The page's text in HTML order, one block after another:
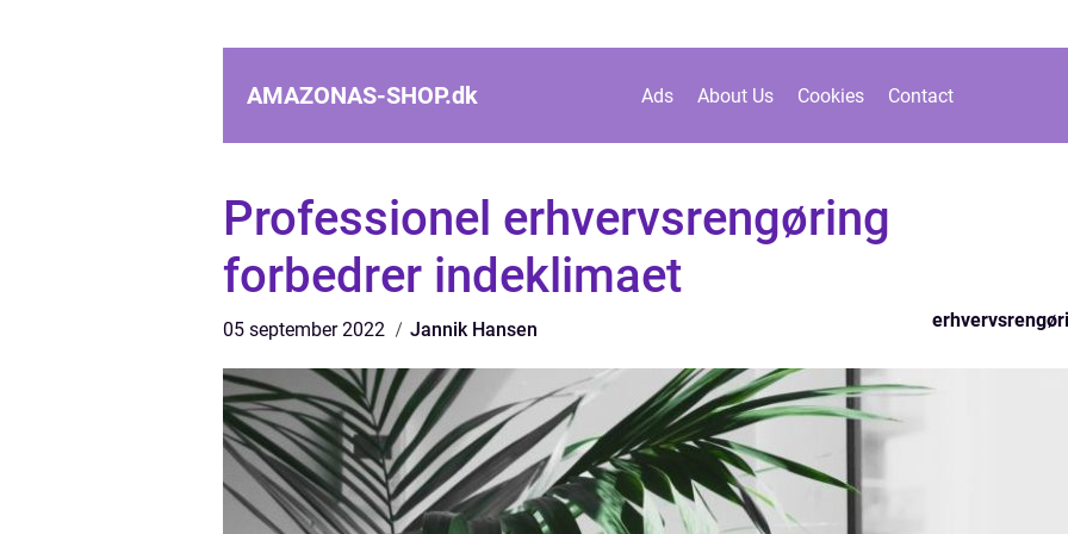
AMAZONAS-SHOP.dk Ads About Us Cookies Contact
Professionel erhvervsrengøring
forbedrer indeklimaet
05 september 2022 Jannik Hansen